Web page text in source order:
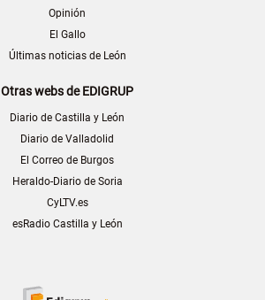
Opinión
El Gallo
Últimas noticias de León
Otras webs de EDIGRUP
Diario de Castilla y León
Diario de Valladolid
El Correo de Burgos
Heraldo-Diario de Soria
CyLTV.es
esRadio Castilla y León